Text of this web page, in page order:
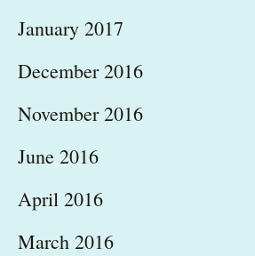
January 2017
December 2016
November 2016
June 2016
April 2016
March 2016